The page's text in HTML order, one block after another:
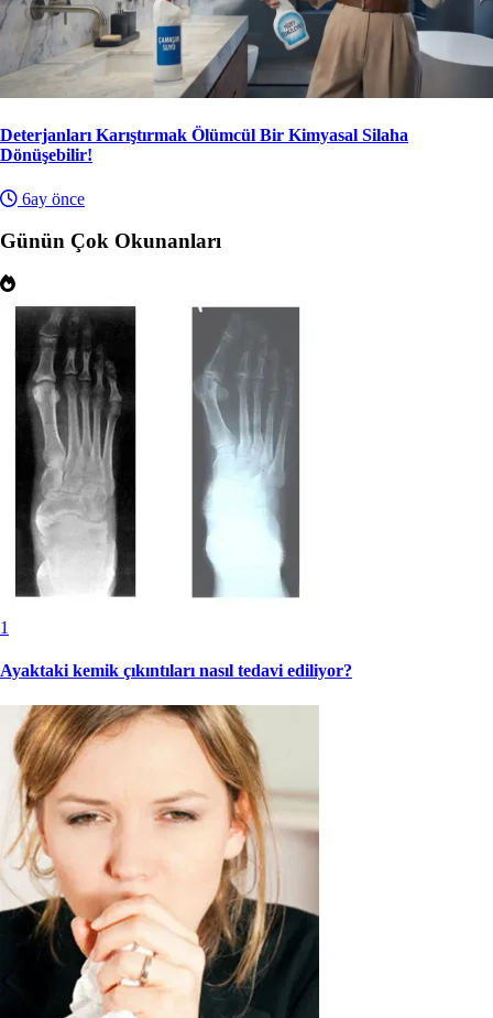
Deterjanları Karıştırmak Ölümcül Bir Kimyasal Silaha
Dönüşebilir!
6ay önce
Günün Çok Okunanları
1
Ayaktaki kemik çıkıntıları nasıl tedavi ediliyor?